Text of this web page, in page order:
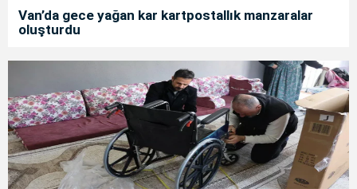
Van’da gece yağan kar kartpostallık manzaralar
oluşturdu